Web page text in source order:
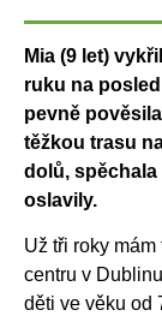
Mia (9 let)
ruku na
pevně
těžkou trasu
dolů,
oslavily.
Už tři roky
centru v
děti ve věku od